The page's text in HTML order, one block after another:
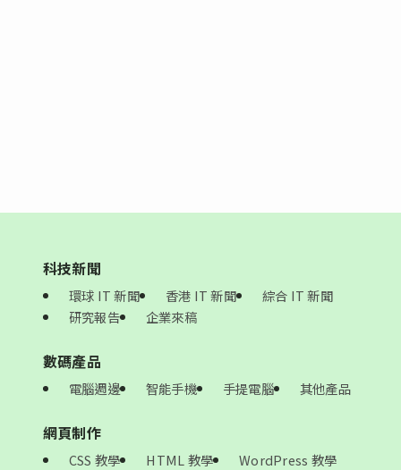
科技新聞
環球 IT 新聞 香港 IT 新聞
綜合 IT 新聞
研究報告
企業來稿
數碼產品
電腦週邊 智能手機 手提電腦 其他產品
網頁制作
CSS 教學 HTML 教學
WordPress 教學